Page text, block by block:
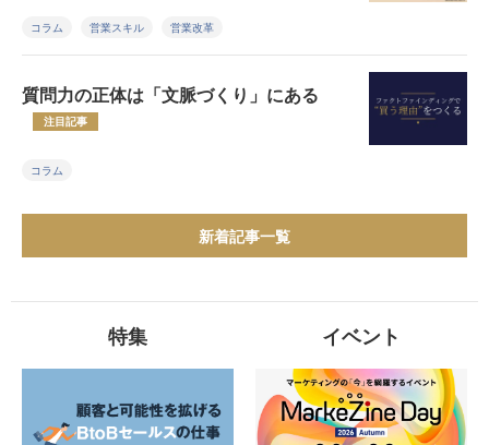
コラム 営業スキル 営業改革
質問力の正体は「文脈づくり」にある
注目記事
コラム
新着記事一覧
特集 イベント